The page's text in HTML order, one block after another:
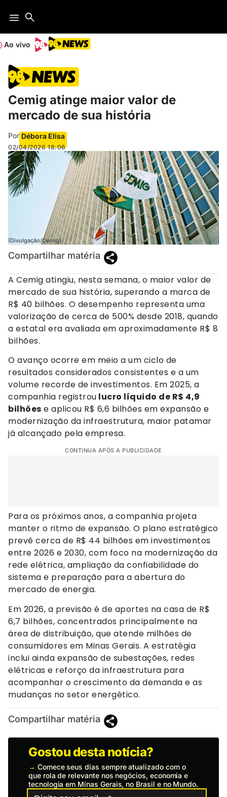
Ao vivo
Cemig atinge maior valor de
mercado de sua história
Por Débora Elisa
02/04/2026 18:06
(Divulgação/Cemig)
Compartilhar matéria
A Cemig atingiu, nesta semana, o maior valor de
mercado de sua história, superando a marca de
R$ 40 bilhões. O desempenho representa uma
valorização de cerca de 500% desde 2018, quando
a estatal era avaliada em aproximadamente R$ 8
bilhões.
O avanço ocorre em meio a um ciclo de
resultados considerados consistentes e a um
volume recorde de investimentos. Em 2025, a
companhia registrou lucro líquido de R$ 4,9
bilhões e aplicou R$ 6,6 bilhões em expansão e
modernização da infraestrutura, maior patamar
já alcançado pela empresa.
CONTINUA APÓS A PUBLICIDADE
Para os próximos anos, a companhia projeta
manter o ritmo de expansão. O plano estratégico
prevê cerca de R$ 44 bilhões em investimentos
entre 2026 e 2030, com foco na modernização da
rede elétrica, ampliação da confiabilidade do
sistema e preparação para a abertura do
mercado de energia.
Em 2026, a previsão é de aportes na casa de R$
6,7 bilhões, concentrados principalmente na
área de distribuição, que atende milhões de
consumidores em Minas Gerais. A estratégia
inclui ainda expansão de subestações, redes
elétricas e reforço da infraestrutura para
acompanhar o crescimento da demanda e as
mudanças no setor energético.
Compartilhar matéria
Gostou desta notícia?
→ Comece seus dias sempre atualizado com o
que rola de relevante nos negócios, economia e
tecnologia em Minas Gerais, no Brasil e no Mundo.